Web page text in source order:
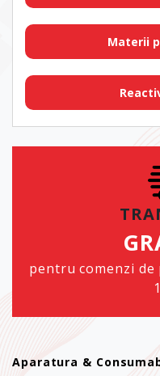
Materii
pentru comenzi
Aparatura &